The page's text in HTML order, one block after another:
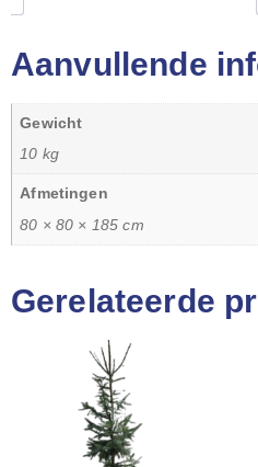
Aanvullende
Gewicht
10 kg
Afmetingen
80 × 80 × 185 cm
Gerelateerde